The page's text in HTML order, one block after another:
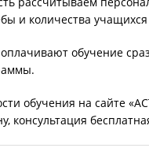
и количества
обучение
обучения на сайте
консультация